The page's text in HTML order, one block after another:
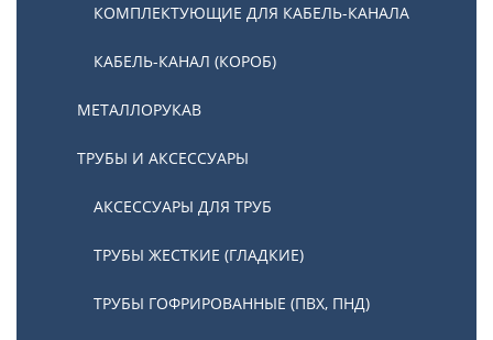
КОМПЛЕКТУЮЩИЕ ДЛЯ КАБЕЛЬ-КАНАЛА
КАБЕЛЬ-КАНАЛ (КОРОБ)
МЕТАЛЛОРУКАВ
ТРУБЫ И АКСЕССУАРЫ
АКСЕССУАРЫ ДЛЯ ТРУБ
ТРУБЫ ЖЕСТКИЕ (ГЛАДКИЕ)
ТРУБЫ ГОФРИРОВАННЫЕ (ПВХ, ПНД)